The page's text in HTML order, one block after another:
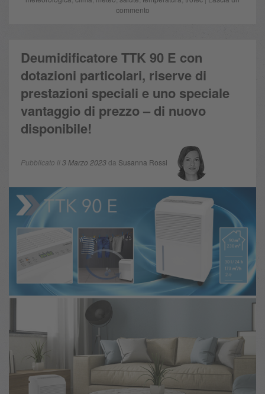
commento
Deumidificatore TTK 90 E con
dotazioni particolari, riserve di
prestazioni speciali e uno speciale
vantaggio di prezzo – di nuovo
disponibile!
Pubblicato il3 Marzo 2023da Susanna Rossi